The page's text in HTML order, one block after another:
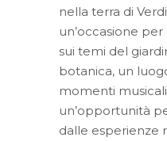
nella terra di
un’occasione
sui temi del
botanica, un
momenti
un’opportunità
dalle esperienze